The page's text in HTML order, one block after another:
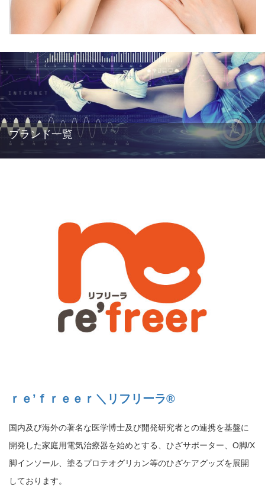
ブランド一覧
ｒｅ’ｆｒｅｅｒ＼リフリーラ®
国内及び海外の著名な医学博士及び開発研究者との連携を基盤に
開発した家庭用電気治療器を始めとする、ひざサポーター、O脚/X
脚インソール、塗るプロテオグリカン等のひざケアグッズを展開
しております。